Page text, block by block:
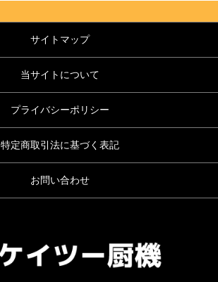
サイトマップ
当サイトについて
プライバシーポリシー
特定商取引法に基づく表記
お問い合わせ